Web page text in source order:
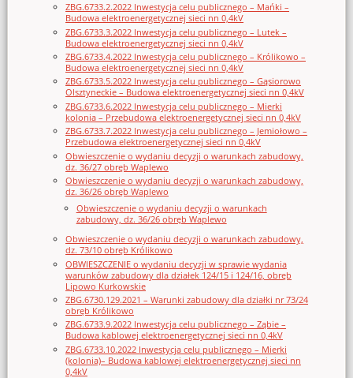
ZBG.6733.2.2022 Inwestycja celu publicznego – Mańki –
Budowa elektroenergetycznej sieci nn 0,4kV
ZBG.6733.3.2022 Inwestycja celu publicznego – Lutek –
Budowa elektroenergetycznej sieci nn 0,4kV
ZBG.6733.4.2022 Inwestycja celu publicznego – Królikowo –
Budowa elektroenergetycznej sieci nn 0,4kV
ZBG.6733.5.2022 Inwestycja celu publicznego – Gąsiorowo
Olsztyneckie – Budowa elektroenergetycznej sieci nn 0,4kV
ZBG.6733.6.2022 Inwestycja celu publicznego – Mierki
kolonia – Przebudowa elektroenergetycznej sieci nn 0,4kV
ZBG.6733.7.2022 Inwestycja celu publicznego – Jemiołowo –
Przebudowa elektroenergetycznej sieci nn 0,4kV
Obwieszczenie o wydaniu decyzji o warunkach zabudowy,
dz. 36/27 obręb Waplewo
Obwieszczenie o wydaniu decyzji o warunkach zabudowy,
dz. 36/26 obręb Waplewo
Obwieszczenie o wydaniu decyzji o warunkach
zabudowy, dz. 36/26 obręb Waplewo
Obwieszczenie o wydaniu decyzji o warunkach zabudowy,
dz. 73/10 obręb Królikowo
OBWIESZCZENIE o wydaniu decyzji w sprawie wydania
warunków zabudowy dla działek 124/15 i 124/16, obręb
Lipowo Kurkowskie
ZBG.6730.129.2021 – Warunki zabudowy dla działki nr 73/24
obręb Królikowo
ZBG.6733.9.2022 Inwestycja celu publicznego – Ząbie –
Budowa kablowej elektroenergetycznej sieci nn 0,4kV
ZBG.6733.10.2022 Inwestycja celu publicznego – Mierki
(kolonia)– Budowa kablowej elektroenergetycznej sieci nn
0,4kV